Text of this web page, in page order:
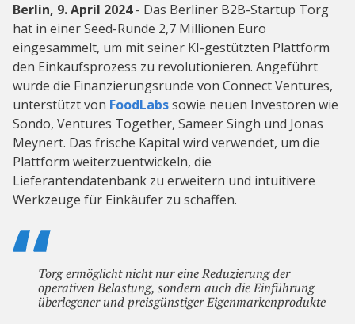
Berlin, 9. April 2024- Das Berliner B2B-Startup Torg
hat in einer Seed-Runde 2,7 Millionen Euro
eingesammelt, um mit seiner KI-gestützten Plattform
den Einkaufsprozess zu revolutionieren. Angeführt
wurde die Finanzierungsrunde von Connect Ventures,
unterstützt von FoodLabssowie neuen Investoren wie
Sondo, Ventures Together, Sameer Singh und Jonas
Meynert. Das frische Kapital wird verwendet, um die
Plattform weiterzuentwickeln, die
Lieferantendatenbank zu erweitern und intuitivere
Werkzeuge für Einkäufer zu schaffen.
Torg ermöglicht nicht nur eine Reduzierung der
operativen Belastung, sondern auch die Einführung
überlegener und preisgünstiger Eigenmarkenprodukte